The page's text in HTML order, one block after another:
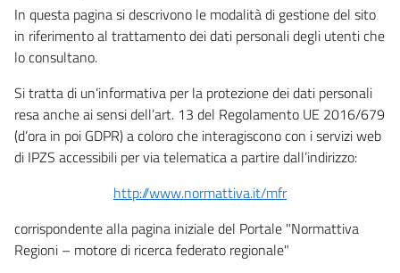
In questa pagina si descrivono le modalità di gestione del sito
in riferimento al trattamento dei dati personali degli utenti che
lo consultano.
Si tratta di un’informativa per la protezione dei dati personali
resa anche ai sensi dell’art. 13 del Regolamento UE 2016/679
(d’ora in poi GDPR) a coloro che interagiscono con i servizi web
di IPZS accessibili per via telematica a partire dall’indirizzo:
http://www.normattiva.it/mfr
corrispondente alla pagina iniziale del Portale "Normattiva
Regioni – motore di ricerca federato regionale"